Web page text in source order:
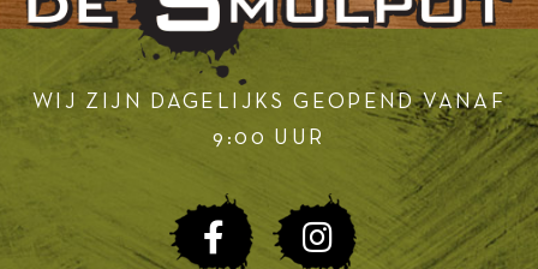
WIJ ZIJN DAGELIJKS GEOPEND VANAF
9:00 UUR